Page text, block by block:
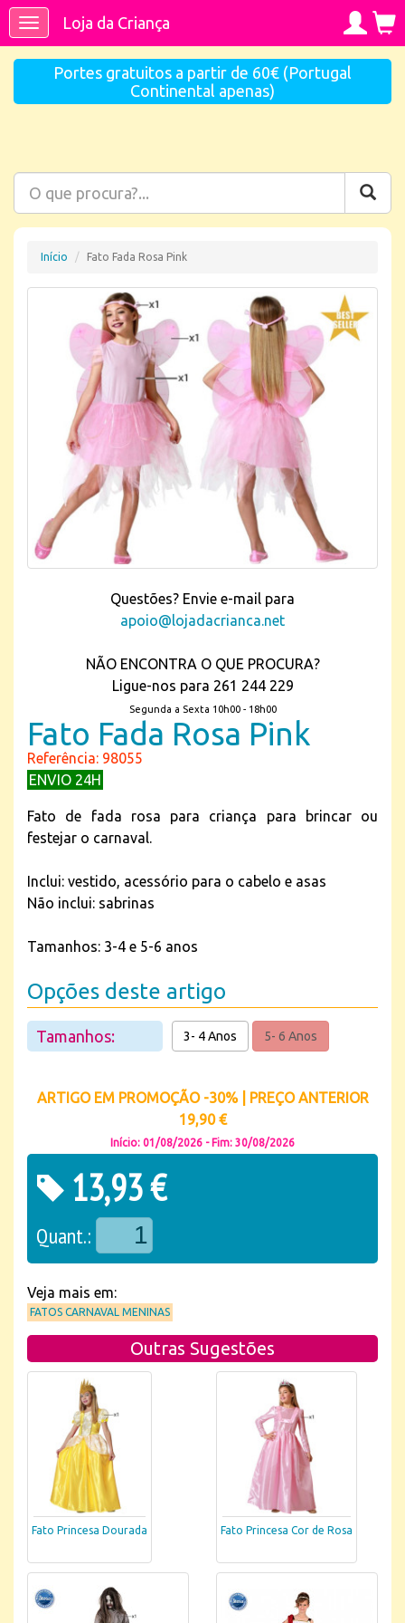
ToggleLoja da Criança
Portes gratuitos a partir de 60€ (Portugal
Continental apenas)
Início Fato Fada Rosa Pink
Questões? Envie e-mail para
apoio@lojadacrianca.net
NÃO ENCONTRA O QUE PROCURA?
Ligue-nos para 261 244 229
Segunda a Sexta 10h00 - 18h00
Fato Fada Rosa Pink
Referência: 98055
ENVIO 24H
Fato de fada rosa para criança para brincar ou
festejar o carnaval.
Inclui: vestido, acessório para o cabelo e asas
Não inclui: sabrinas
Tamanhos: 3-4 e 5-6 anos
Opções deste artigo
Tamanhos: 3- 4 Anos 5- 6 Anos
ARTIGO EM PROMOÇÃO -30% | PREÇO ANTERIOR
19,90 €
Início: 01/08/2026 - Fim: 30/08/2026
13,93 €
Quant.:
Veja mais em:
FATOS CARNAVAL MENINAS
Outras Sugestões
Fato Princesa Dourada Fato Princesa Cor de Rosa